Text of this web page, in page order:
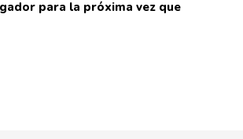
para la próxima vez que